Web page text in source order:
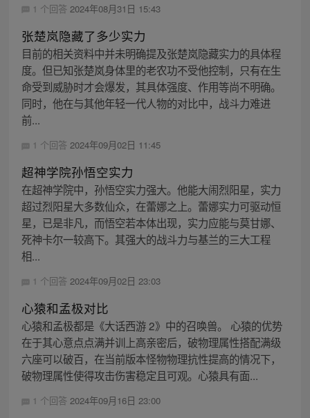
1 个回答 2024年08月31日 15:43
张楚岚隐藏了多少实力
目前的相关资料中并未明确提及张楚岚隐藏实力的具体程
度。但已知张楚岚身体里的老农功不受他控制，只有在生
命受到威胁时才会爆发，其具体强度、作用等尚不明确。
同时，他在与其他年轻一代人物的对比中，战斗力难进
前...
1 个回答 2024年09月02日 11:45
超神学院孙悟空实力
在超神学院中，孙悟空实力强大。他能大闹烈阳星，实力
超过烈阳星大多数仙众，在蕾娜之上。蕾娜实力可驱动恒
星，已是非凡，而悟空若本体出现，实力应能与莫甘娜、
死神卡尔一较高下。其强大的战斗力与基兰的三大工程
相...
1 个回答 2024年09月02日 23:03
心猿和孟极对比
心猿和孟极都是《大话西游 2》中的召唤兽。 心猿的优势
在于其心意点点满并训上高亲密后，破物理属性搭配满级
六座可以破百，在当前版本怪物物理抗性提高的情况下，
破物理属性使得攻击伤害稳定且可观。心猿具有面...
1 个回答 2024年09月16日 23:00